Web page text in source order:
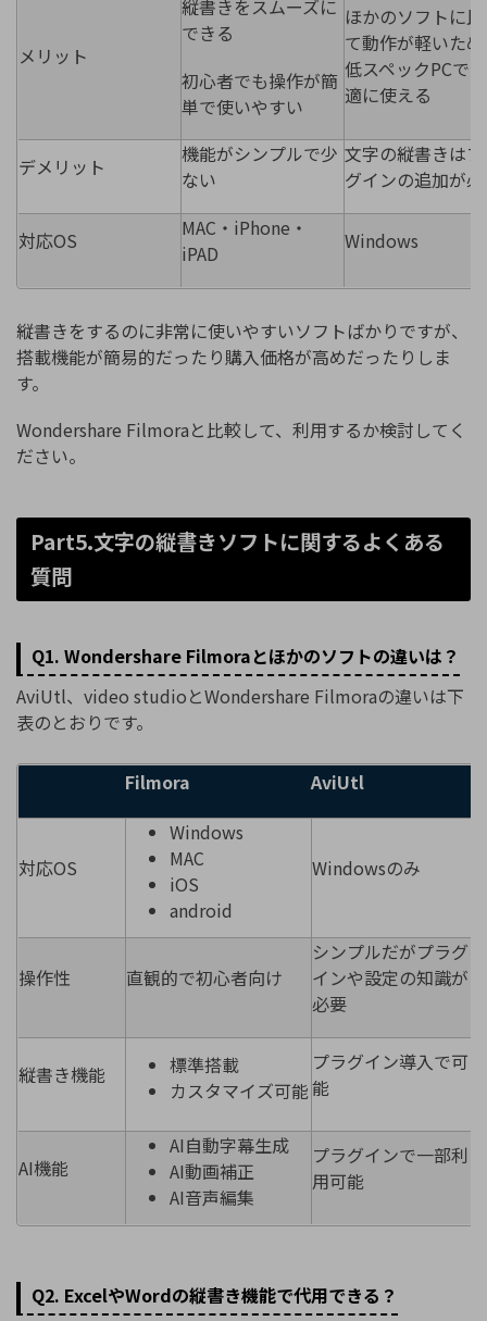
メリット
縦書きをスムーズに
できる
初心者でも操作が簡
単で使いやすい
ほかのソフトに
て動作が軽いた
低スペックPCで
適に使える
デメリット
機能がシンプルで少
ない
文字の縦書きは
グインの追加が
対応OS
MAC・iPhone・
iPAD
Windows
縦書きをするのに非常に使いやすいソフトばかりですが、
搭載機能が簡易的だったり購入価格が高めだったりしま
す。
Wondershare Filmoraと比較して、利用するか検討してく
ださい。
Part5.文字の縦書きソフトに関するよくある
質問
Q1. Wondershare Filmoraとほかのソフトの違いは？
AviUtl、video studioとWondershare Filmoraの違いは下
表のとおりです。
Filmora AviUtl
対応OS
Windows
MAC
iOS
android
Windowsのみ
操作性 直観的で初心者向け
シンプルだがプラグ
インや設定の知識が
必要
縦書き機能
標準搭載
カスタマイズ可能
プラグイン導入で可
能
AI機能
AI自動字幕生成
AI動画補正
AI音声編集
プラグインで一部利
用可能
Q2. ExcelやWordの縦書き機能で代用できる？